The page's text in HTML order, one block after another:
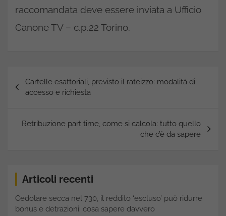
raccomandata deve essere inviata a Ufficio
Canone TV – c.p.22 Torino.
articoli
Cartelle esattoriali, previsto il rateizzo: modalità di
accesso e richiesta
Retribuzione part time, come si calcola: tutto quello
che c’è da sapere
Articoli recenti
Cedolare secca nel 730, il reddito ‘escluso’ può ridurre
bonus e detrazioni: cosa sapere davvero